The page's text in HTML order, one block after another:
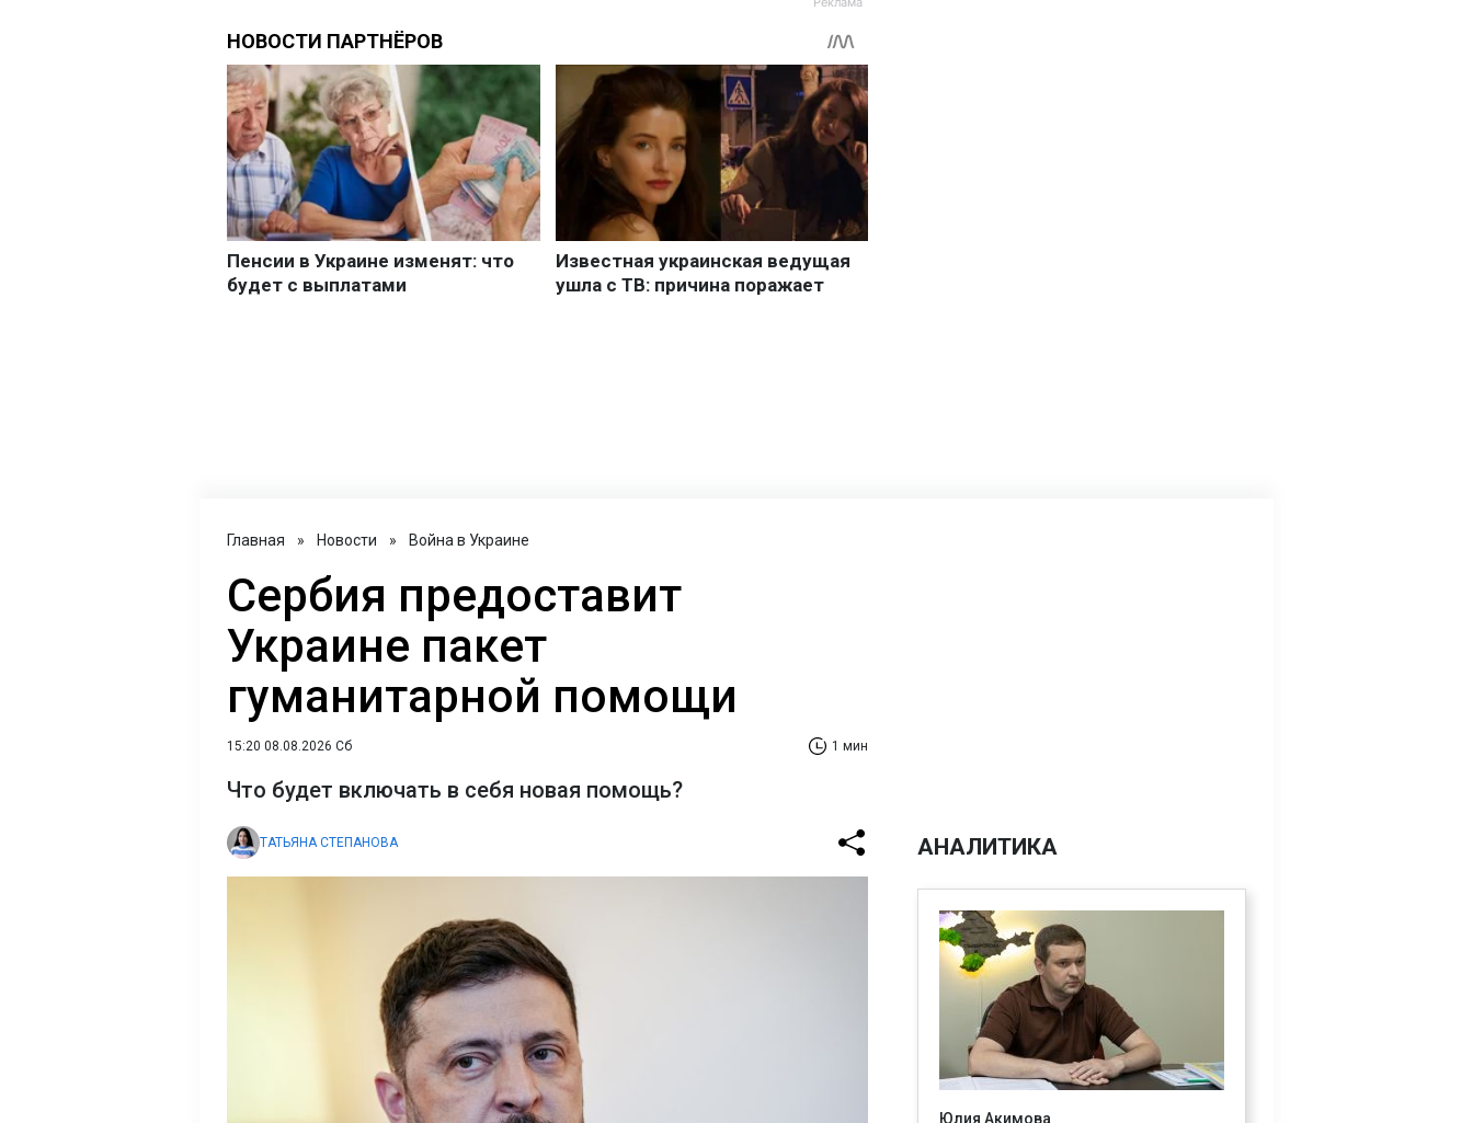
Главная » Новости » Война в Украине
Сербия предоставит
Украине пакет
гуманитарной помощи
15:20 08.08.2026 Сб 1 мин
Что будет включать в себя новая помощь?
ТАТЬЯНА СТЕПАНОВА АНАЛИТИКА
Юлия Акимова